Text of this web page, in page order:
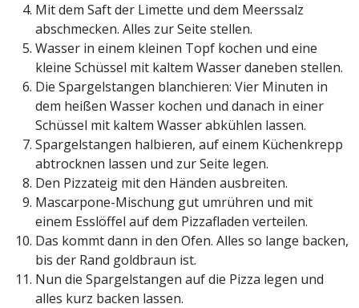
Mit dem Saft der Limette und dem Meerssalz
abschmecken. Alles zur Seite stellen.
Wasser in einem kleinen Topf kochen und eine
kleine Schüssel mit kaltem Wasser daneben stellen.
Die Spargelstangen blanchieren: Vier Minuten in
dem heißen Wasser kochen und danach in einer
Schüssel mit kaltem Wasser abkühlen lassen.
Spargelstangen halbieren, auf einem Küchenkrepp
abtrocknen lassen und zur Seite legen.
Den Pizzateig mit den Händen ausbreiten.
Mascarpone-Mischung gut umrühren und mit
einem Esslöffel auf dem Pizzafladen verteilen.
Das kommt dann in den Ofen. Alles so lange backen,
bis der Rand goldbraun ist.
Nun die Spargelstangen auf die Pizza legen und
alles kurz backen lassen.